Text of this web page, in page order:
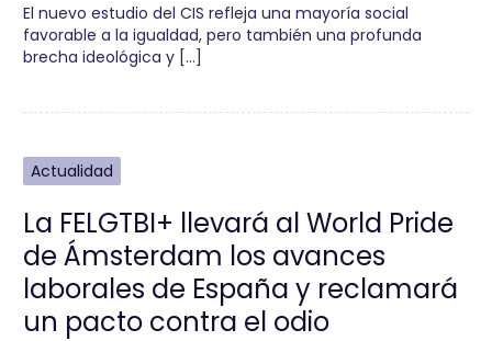
El nuevo estudio del CIS refleja una mayoría social
favorable a la igualdad, pero también una profunda
brecha ideológica y […]
Actualidad
La FELGTBI+ llevará al World Pride
de Ámsterdam los avances
laborales de España y reclamará
un pacto contra el odio